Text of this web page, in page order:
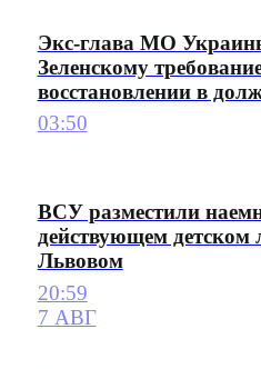
Экс-глава МО
Зеленскому
восстановлении в
03:50
ВСУ разместили
действующем детском
Львовом
20:59
7 АВГ